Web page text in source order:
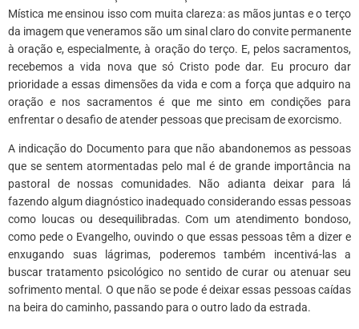
Mística me ensinou isso com muita clareza: as mãos juntas e o terço
da imagem que veneramos são um sinal claro do convite permanente
à oração e, especialmente, à oração do terço. E, pelos sacramentos,
recebemos a vida nova que só Cristo pode dar. Eu procuro dar
prioridade a essas dimensões da vida e com a força que adquiro na
oração e nos sacramentos é que me sinto em condições para
enfrentar o desafio de atender pessoas que precisam de exorcismo.
A indicação do Documento para que não abandonemos as pessoas
que se sentem atormentadas pelo mal é de grande importância na
pastoral de nossas comunidades. Não adianta deixar para lá
fazendo algum diagnóstico inadequado considerando essas pessoas
como loucas ou desequilibradas. Com um atendimento bondoso,
como pede o Evangelho, ouvindo o que essas pessoas têm a dizer e
enxugando suas lágrimas, poderemos também incentivá-las a
buscar tratamento psicológico no sentido de curar ou atenuar seu
sofrimento mental. O que não se pode é deixar essas pessoas caídas
na beira do caminho, passando para o outro lado da estrada.